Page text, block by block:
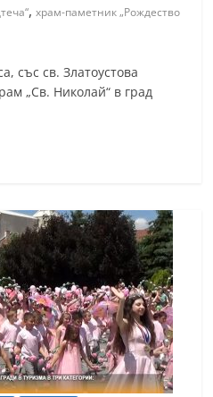
,храм-паметник „Рождество
със св. Златоустова
„Св. Николай“ в град